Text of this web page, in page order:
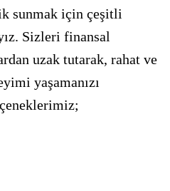
sunmak için çeşitli
Sizleri finansal
uzak tutarak, rahat ve
yaşamanızı